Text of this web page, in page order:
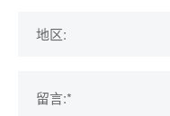
地区:
留言:*